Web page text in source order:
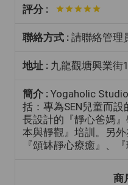
評分 :
聯絡方式 : 請聯絡管理
地址 : 九龍觀塘興業街
簡介 : Yogaholic
括：專為SEN兒童而
長設計的『靜心爸媽
本與靜觀』培訓。另外
『頌缽靜心療癒』、
商